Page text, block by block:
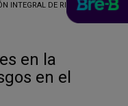
INTEGRAL DE RIESGOS
en la
en el